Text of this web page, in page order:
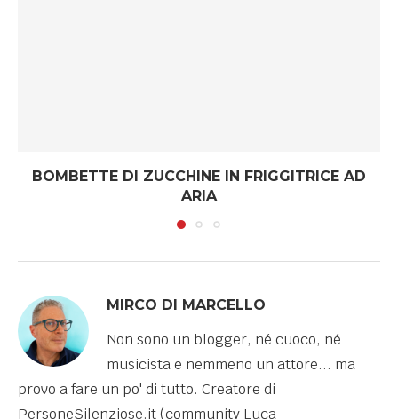
BOMBETTE DI ZUCCHINE IN FRIGGITRICE AD
ARIA
MIRCO DI MARCELLO
Non sono un blogger, né cuoco, né
musicista e nemmeno un attore... ma
provo a fare un po' di tutto. Creatore di
PersoneSilenziose.it (community Luca